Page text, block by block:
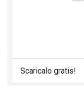
Scaricalo gratis!